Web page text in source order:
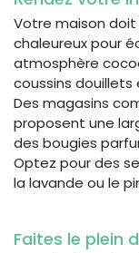
Votre maison
chaleureux pour
atmosphère
coussins
Des magasins
proposent une
des bougies
Optez pour des
la lavande ou le
Faites le plein